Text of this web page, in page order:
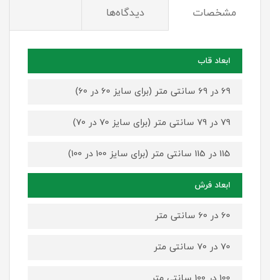
مشخصات دیدگاه‌ها
ابعاد قاب
69 در 69 سانتی متر (برای سایز 60 در 60)
79 در 79 سانتی متر (برای سایز 70 در 70)
115 در 115 سانتی متر (برای سایز 100 در 100)
ابعاد فرش
60 در 60 سانتی متر
70 در 70 سانتی متر